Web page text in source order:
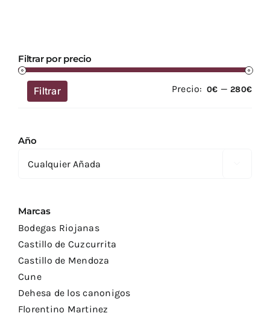
Filtrar por precio
Filtrar Precio: 0€ —280€
Año
Marcas
Bodegas Riojanas
Castillo de Cuzcurrita
Castillo de Mendoza
Cune
Dehesa de los canonigos
Florentino Martinez